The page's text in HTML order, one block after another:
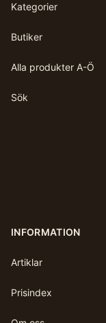
Kategorier
Butiker
Alla produkter A-Ö
Sök
INFORMATION
Artiklar
Prisindex